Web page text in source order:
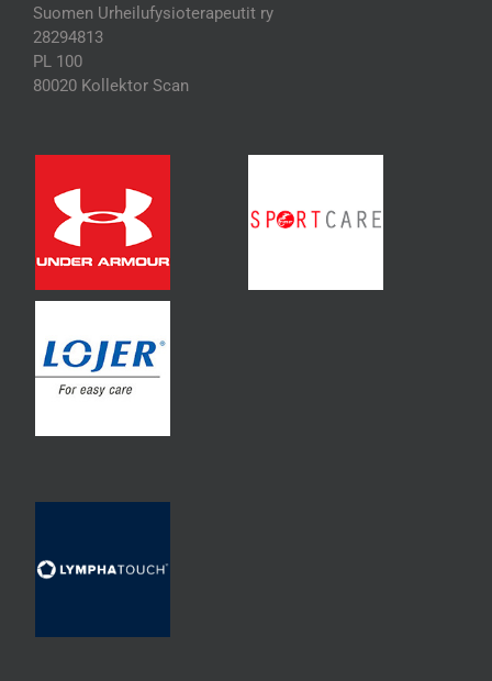
Suomen Urheilufysioterapeutit ry
28294813
PL 100
80020 Kollektor Scan